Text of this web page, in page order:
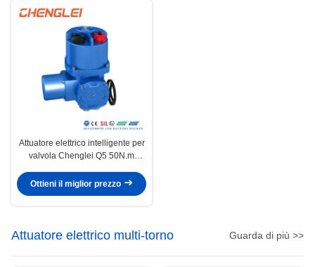
Attuatore elettrico intelligente per
valvola Chenglei Q5 50N.m
parziale e connessione flangiata
Ottieni il miglior prezzo
Attuatore elettrico multi-torno Guarda di più >>